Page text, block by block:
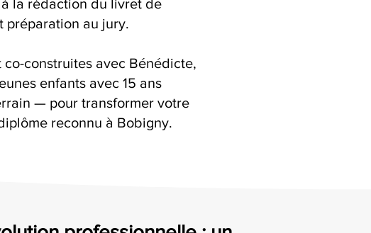
la rédaction du livret de
préparation au jury.
co-construites avec Bénédicte,
enfants avec 15 ans
— pour transformer votre
reconnu à Bobigny.